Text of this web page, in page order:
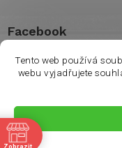
Tento web používá
webu vyjadřujete
Facebook
Copyright 2026
Zobrazit